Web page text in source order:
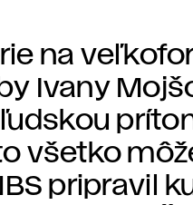
na
Ivany
všetko
pripravil